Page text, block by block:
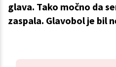
glava. Tako močno da
zaspala. Glavobol je bil